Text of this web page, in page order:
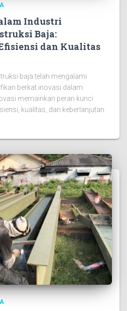
Industri
Baja:
dan Kualitas
baja telah mengalami
berkat inovasi dalam
memainkan peran kunci
kualitas, dan keberlanjutan